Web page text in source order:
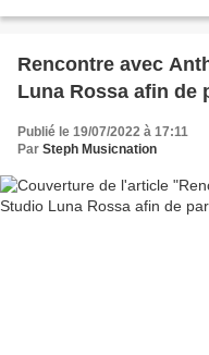
Rencontre avec
Luna Rossa afin de
Publié le 19/07/2022 à 17:11
Par Steph Musicnation